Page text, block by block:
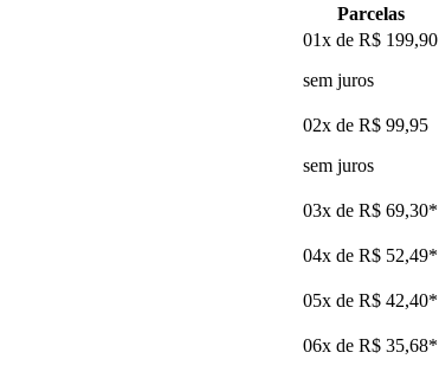
Parcelas
01x de R$ 199,90
sem juros
02x de R$ 99,95
sem juros
03x de R$ 69,30*
04x de R$ 52,49*
05x de R$ 42,40*
06x de R$ 35,68*